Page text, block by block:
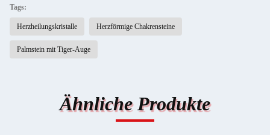
Tags:
Herzheilungskristalle Herzförmige Chakrensteine
Palmstein mit Tiger-Auge
Ähnliche Produkte